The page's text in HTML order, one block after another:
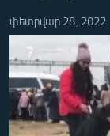
ՏՆՏԵՍՈՒԹՅՈՒՆ
ՂԱՐԱԲԱՂ
ՊԱՏԵՐԱԶՄԻ 6
ՏԱՐԱԾԱՇՐՋԱՆ
փետրվար 28, 2022
No